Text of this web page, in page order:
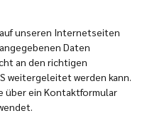
unseren Internetseiten
Daten
an den richtigen
weitergeleitet werden kann.
über ein Kontaktformular